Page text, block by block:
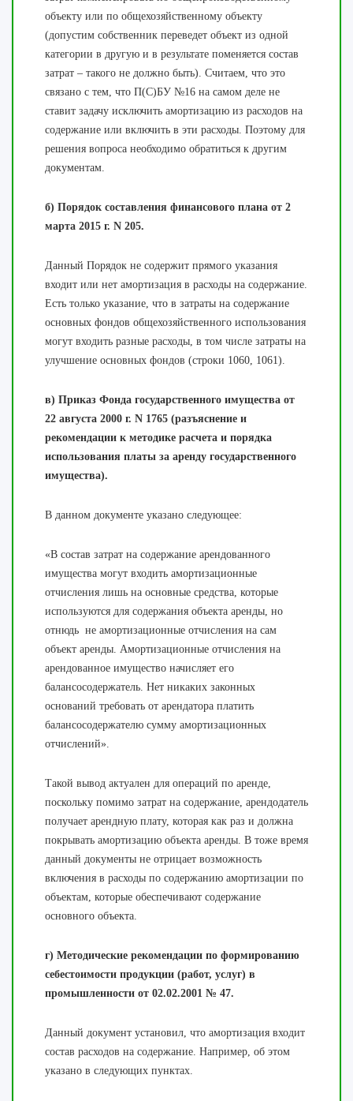
объекту или по общехозяйственному объекту
(допустим собственник переведет объект из одной
категории в другую и в результате поменяется состав
затрат – такого не должно быть). Считаем, что это
связано с тем, что П(С)БУ №16 на самом деле не
ставит задачу исключить амортизацию из расходов на
содержание или включить в эти расходы. Поэтому для
решения вопроса необходимо обратиться к другим
документам.
б) Порядок составления финансового плана от 2
марта 2015 г. N 205.
Данный Порядок не содержит прямого указания
входит или нет амортизация в расходы на содержание.
Есть только указание, что в затраты на содержание
основных фондов общехозяйственного использования
могут входить разные расходы, в том числе затраты на
улучшение основных фондов (строки 1060, 1061).
в) Приказ Фонда государственного имущества от
22 августа 2000 г. N 1765 (разъяснение и
рекомендации к методике расчета и порядка
использования платы за аренду государственного
имущества).
В данном документе указано следующее:
«В состав затрат на содержание арендованного
имущества могут входить амортизационные
отчисления лишь на основные средства, которые
используются для содержания объекта аренды, но
отнюдь не амортизационные отчисления на сам
объект аренды. Амортизационные отчисления на
арендованное имущество начисляет его
балансосодержатель. Нет никаких законных
оснований требовать от арендатора платить
балансосодержателю сумму амортизационных
отчислений».
Такой вывод актуален для операций по аренде,
поскольку помимо затрат на содержание, арендодатель
получает арендную плату, которая как раз и должна
покрывать амортизацию объекта аренды. В тоже время
данный документы не отрицает возможность
включения в расходы по содержанию амортизации по
объектам, которые обеспечивают содержание
основного объекта.
г) Методические рекомендации по формированию
себестоимости продукции (работ, услуг) в
промышленности от 02.02.2001 № 47.
Данный документ установил, что амортизация входит
состав расходов на содержание. Например, об этом
указано в следующих пунктах.